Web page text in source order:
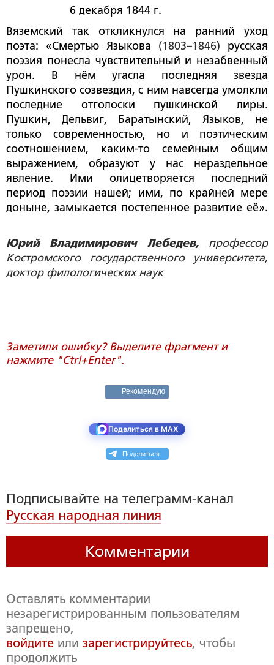
6 декабря 1844 г.
Вяземский так откликнулся на ранний уход
поэта: «Смертью Языкова (1803–1846) русская
поэзия понесла чувствительный и незабвенный
урон. В нём угасла последняя звезда
Пушкинского созвездия, с ним навсегда умолкли
последние отголоски пушкинской лиры.
Пушкин, Дельвиг, Баратынский, Языков, не
только современностью, но и поэтическим
соотношением, каким-то семейным общим
выражением, образуют у нас нераздельное
явление. Ими олицетворяется последний
период поэзии нашей; ими, по крайней мере
доныне, замыкается постепенное развитие её».
Юрий Владимирович Лебедев, профессор
Костромского государственного университета,
доктор филологических наук
Заметили ошибку? Выделите фрагмент и
нажмите "Ctrl+Enter".
Рекомендую
Поделиться в MAX
Поделиться
Подписывайте на телеграмм-канал
Русская народная линия
Комментарии
Оставлять комментарии
незарегистрированным пользователям
запрещено,
войдите или зарегистрируйтесь, чтобы
продолжить